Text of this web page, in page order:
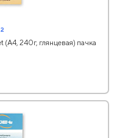
240г, глянцевая) пачка